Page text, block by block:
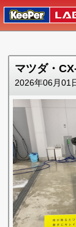
マツダ・
2026年06月01